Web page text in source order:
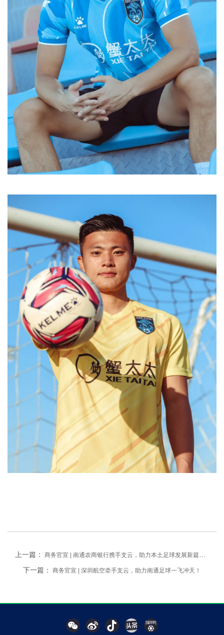
上一篇： 商务官宣 | 南通农商银行携手支云，助力本土足球发展新篇章！
下一篇： 商务官宣 | 深圳航空牵手支云，助力南通足球一飞冲天！